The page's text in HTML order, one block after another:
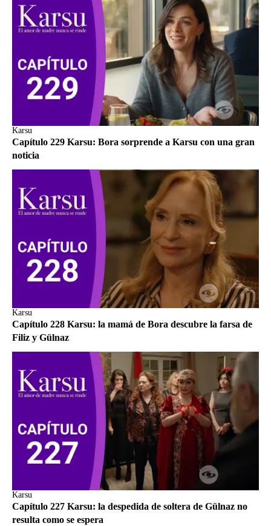
Karsu
Capítulo 229 Karsu: Bora sorprende a Karsu con una gran
noticia
Karsu
Capítulo 228 Karsu: la mamá de Bora descubre la farsa de
Filiz y Gülnaz
Karsu
Capítulo 227 Karsu: la despedida de soltera de Gülnaz no
resulta como se espera